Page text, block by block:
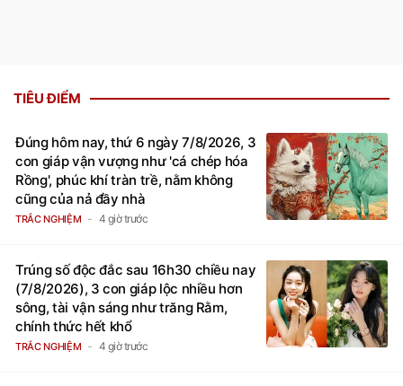
Đúng hôm nay, thứ 6 ngày 7/8/2026, 3
con giáp vận vượng như 'cá chép hóa
Rồng', phúc khí tràn trề, nằm không
cũng của nả đầy nhà
Trúng số độc đắc sau 16h30 chiều nay
(7/8/2026), 3 con giáp lộc nhiều hơn
sông, tài vận sáng như trăng Rằm,
chính thức hết khổ